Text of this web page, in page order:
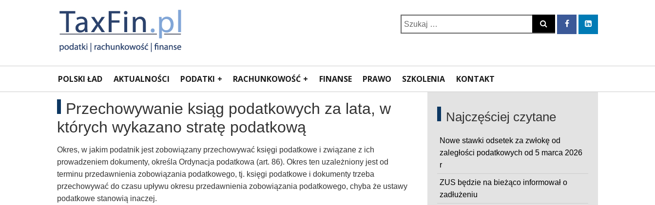
Rachunkowość,
Podatki,
VAT,
Orzeczenia
NSA
i
Portal
dla
księgowych
Search
for:
Szukaj
POLSKI ŁAD AKTUALNOŚCI PODATKI RACHUNKOWOŚĆ FINANSE PRAWO SZKOLENIA KONTAKT
Przechowywanie ksiąg podatkowych za lata, w
których wykazano stratę podatkową
Okres, w jakim podatnik jest zobowiązany przechowywać księgi podatkowe i związane z ich
prowadzeniem dokumenty, określa Ordynacja podatkowa (art. 86). Okres ten uzależniony jest od
terminu przedawnienia zobowiązania podatkowego, tj. księgi podatkowe i dokumenty trzeba
przechowywać do czasu upływu okresu przedawnienia zobowiązania podatkowego, chyba że ustawy
podatkowe stanowią inaczej.
Najczęściej czytane
Nowe stawki odsetek za zwłokę od
zaległości podatkowych od 5 marca 2026
r
ZUS będzie na bieżąco informował o
zadłużeniu